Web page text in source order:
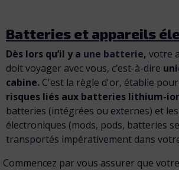
Batteries et appareils
Dès lors qu’il y a une batterie, votre
doit voyager avec vous, c’est-à-dire
cabine. C'est la règle d'or, établie pour
risques liés aux batteries lithium-
batteries (intégrées ou externes) et
électroniques (mods, pods, batteries
transportés impérativement dans
Commencez par vous assurer que